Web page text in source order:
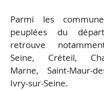
Parmi les
peuplées du
retrouve
Seine, Créteil,
Marne, Saint-Maur-
Ivry-sur-Seine.